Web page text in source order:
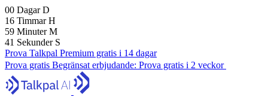
00 DagarD
16 TimmarH
59 MinuterM
39 Sekunder S
Prova Talkpal Premium gratis i 14 dagar
Prova gratis Begränsat erbjudande: Prova gratis i 2 veckor